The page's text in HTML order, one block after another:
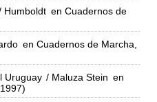
Humboldt en Cuadernos de
en Cuadernos de Marcha,
Uruguay / Maluza Stein en